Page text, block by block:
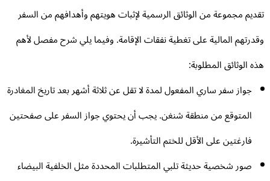
مجموعة من الوثائق الرسمية لإثبات هويتهم وأهدافهم من السفر
المالية على تغطية نفقات الإقامة. وفيما يلي شرح مفصل لأهم
الوثائق المطلوبة:
جواز سفر ساري المفعول لمدة لا تقل عن ثلاثة أشهر بعد تاريخ المغادرة
المتوقع من منطقة شنغن. يجب أن يحتوي جواز السفر على صفحتين
فارغتين على الأقل للختم التأشيرة.
صور شخصية حديثة تلبي المتطلبات المحددة مثل الخلفية البيضاء